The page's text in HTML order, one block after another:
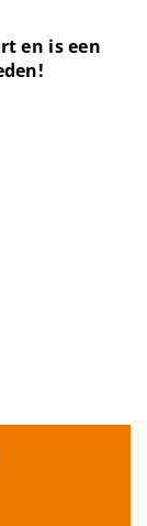
en is een